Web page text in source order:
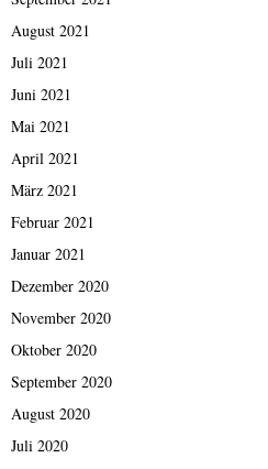
August 2021
Juli 2021
Juni 2021
Mai 2021
April 2021
März 2021
Februar 2021
Januar 2021
Dezember 2020
November 2020
Oktober 2020
September 2020
August 2020
Juli 2020